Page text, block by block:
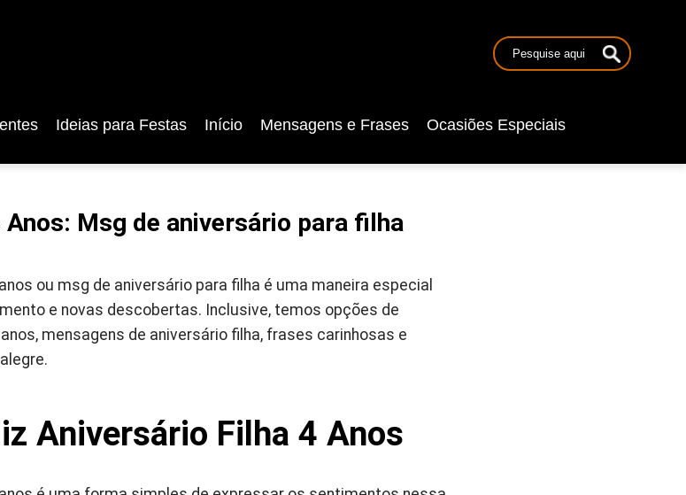
Ideias para Festas Início Mensagens e Frases Ocasiões Especiais
Msg de aniversário para filha
ou msg de aniversário para filha é uma maneira especial
e novas descobertas. Inclusive, temos opções de
mensagens de aniversário filha, frases carinhosas e
Aniversário Filha 4 Anos